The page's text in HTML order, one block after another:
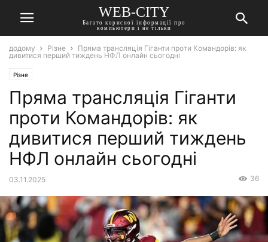
WEB-CITY
Багато корисної інформації про
компьютери і не тільки
додому Різне
Пряма трансляція Гіганти проти Командорів: як
дивитися перший тиждень НФЛ онлайн сьогодні
Різне
Пряма трансляція Гіганти
проти Командорів: як
дивитися перший тиждень
НФЛ онлайн сьогодні
03.11.2025 36